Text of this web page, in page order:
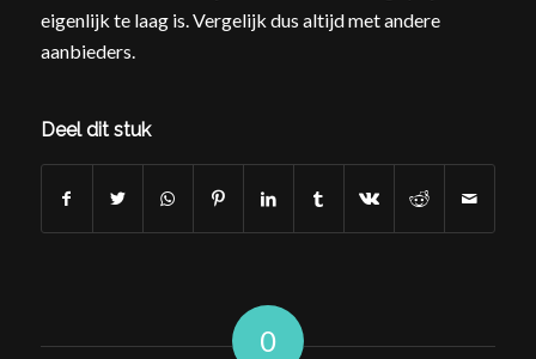
eigenlijk te laag is. Vergelijk dus altijd met andere
aanbieders.
Deel dit stuk
0